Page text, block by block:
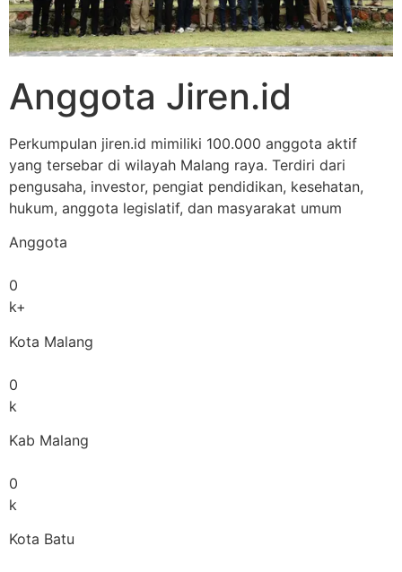
Anggota Jiren.id
Perkumpulan jiren.id mimiliki 100.000 anggota aktif
yang tersebar di wilayah Malang raya. Terdiri dari
pengusaha, investor, pengiat pendidikan, kesehatan,
hukum, anggota legislatif, dan masyarakat umum
Anggota
0
k+
Kota Malang
0
k
Kab Malang
0
k
Kota Batu